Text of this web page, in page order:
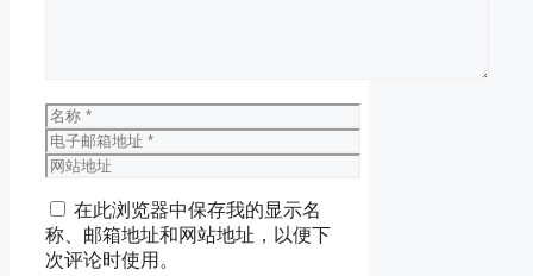
名
称
电
子
箱
地
址
网
地
址
在此浏览器中保存我的显示名
称、邮箱地址和网站地址，以便下
次评论时使用。